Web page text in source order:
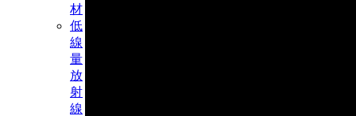
材
低
線
量
放
射
線